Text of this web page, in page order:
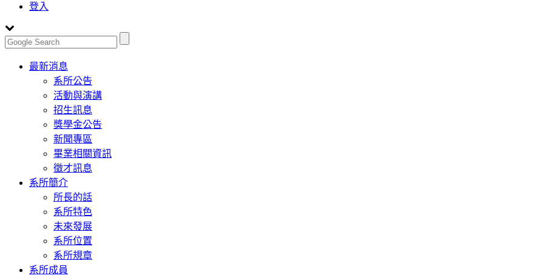
登入
Toggle
navigation
最新消息
系所公告
活動與演講
招生訊息
獎學金公告
新聞專區
畢業相關資訊
徵才訊息
系所簡介
所長的話
系所特色
未來發展
系所位置
系所規章
系所成員